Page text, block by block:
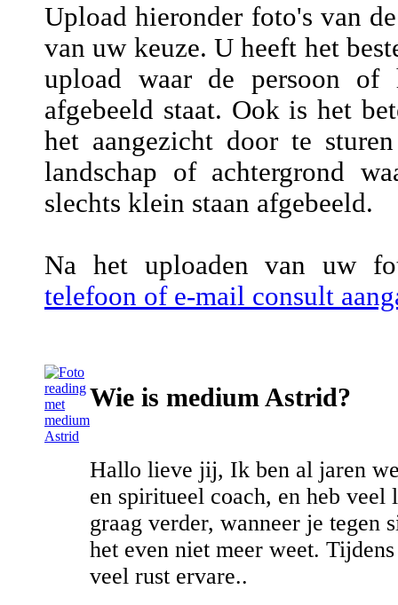
Upload hieronder foto's van
van uw keuze. U heeft het
upload waar de persoon of
afgebeeld staat. Ook is het
het aangezicht door te
landschap of achtergrond
slechts klein staan afgebeeld.
Na het uploaden van uw
telefoon of e-mail consult
Wie is medium Astrid?
Hallo lieve jij, Ik ben al jaren
en spiritueel coach, en heb
graag verder, wanneer je tegen
het even niet meer weet.
veel rust ervare..